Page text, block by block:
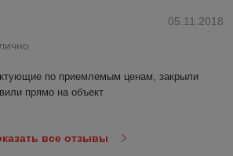
05.11.2018
по приемлемым ценам, закрыли
прямо на объект
все отзывы